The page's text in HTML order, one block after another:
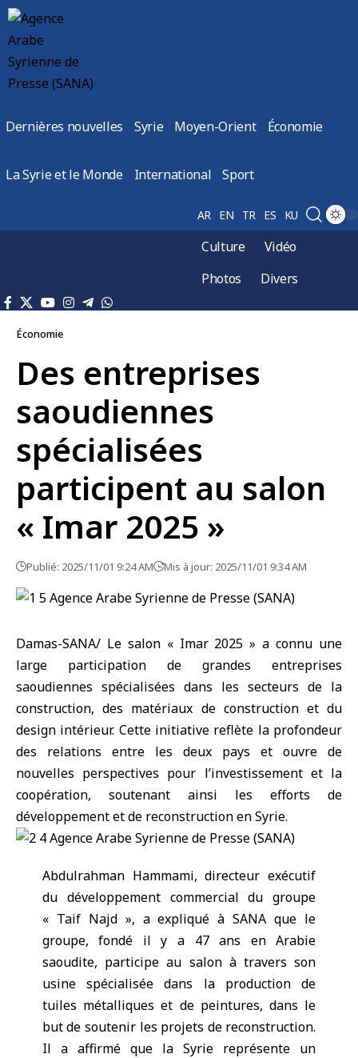
Dernières nouvelles Syrie Moyen-Orient Économie
La Syrie et le Monde International Sport
AR EN TR ES KU
Culture
Vidéo
Photos
Divers
Économie
Des entreprises
saoudiennes
spécialisées
participent au salon
« Imar 2025 »
Publié: 2025/11/01 9:24 AM Mis à jour: 2025/11/01 9:34 AM
Damas-SANA/ Le salon « Imar 2025 » a connu une
large participation de grandes entreprises
saoudiennes spécialisées dans les secteurs de la
construction, des matériaux de construction et du
design intérieur. Cette initiative reflète la profondeur
des relations entre les deux pays et ouvre de
nouvelles perspectives pour l’investissement et la
coopération, soutenant ainsi les efforts de
développement et de reconstruction en Syrie.
Abdulrahman Hammami, directeur exécutif
du développement commercial du groupe
« Taif Najd », a expliqué à SANA que le
groupe, fondé il y a 47 ans en Arabie
saoudite, participe au salon à travers son
usine spécialisée dans la production de
tuiles métalliques et de peintures, dans le
but de soutenir les projets de reconstruction.
Il a affirmé que la Syrie représente un